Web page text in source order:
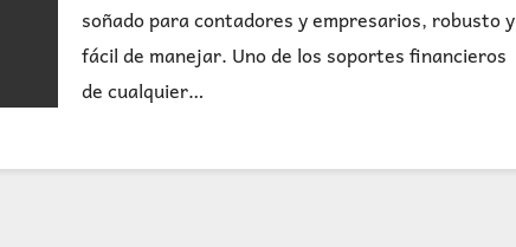
soñado para contadores y empresarios, robusto y
fácil de manejar. Uno de los soportes financieros
de cualquier…